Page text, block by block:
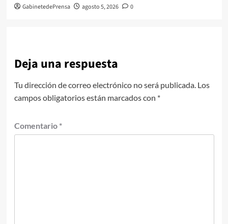
GabinetedePrensa agosto 5, 2026 0
Deja una respuesta
Tu dirección de correo electrónico no será publicada. Los
campos obligatorios están marcados con *
Comentario *